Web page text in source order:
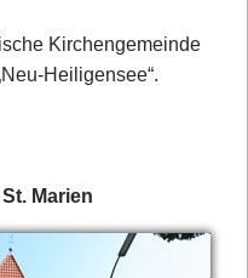
Kirchengemeinde
Heiligensee“.
Marien